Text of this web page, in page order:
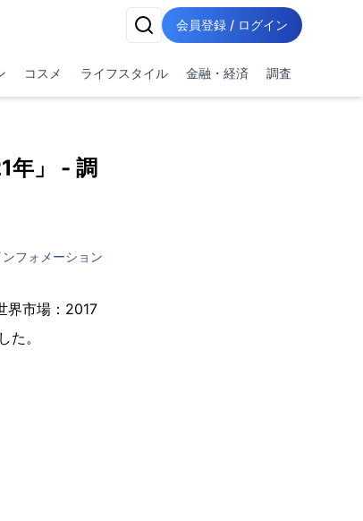
会員登録 / ログイン
コスメ ライフスタイル 金融・経済 調査
年」 - 調
フォメーション
界市場：2017
。